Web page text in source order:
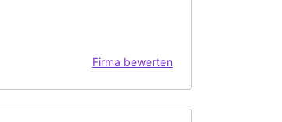
Firma bewerten